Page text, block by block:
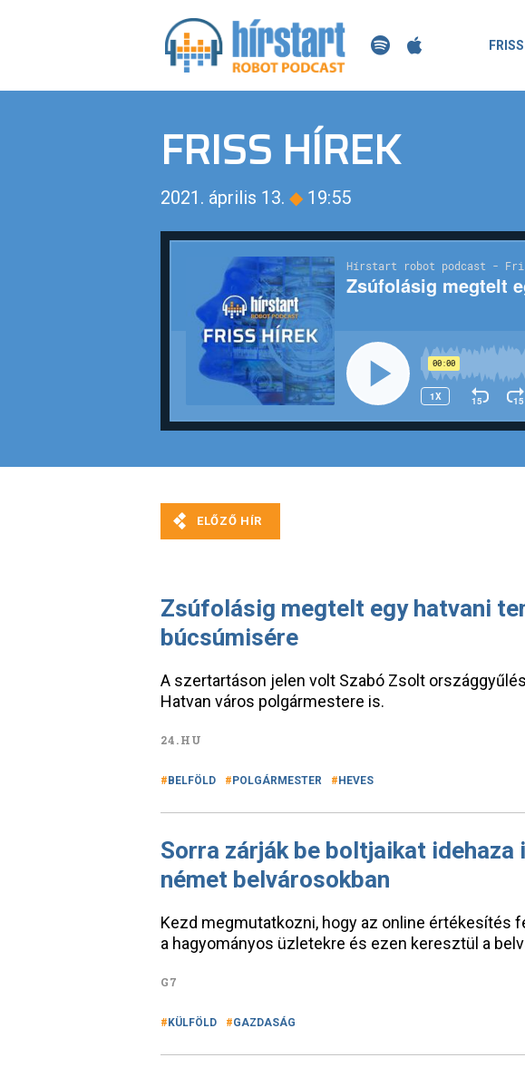
FRISS HÍREK
2021. április 13. ◆ 19:55
Zsúfolásig megtelt egy hatvani
búcsúmisére
A szertartáson jelen volt Szabó Zsolt
Hatvan város polgármestere is.
24.HU
BELFÖLD POLGÁRMESTER HEVES
Sorra zárják be boltjaikat idehaza
német belvárosokban
Kezd megmutatkozni, hogy az online értékesítés
a hagyományos üzletekre és ezen keresztül a
G7
KÜLFÖLD GAZDASÁG